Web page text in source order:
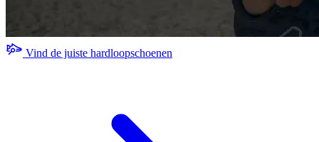
Vind de juiste hardloopschoenen